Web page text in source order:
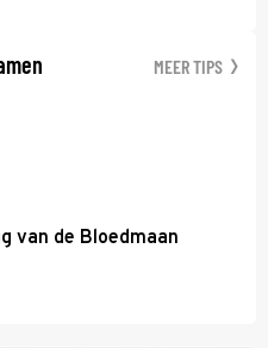
MEER TIPS
van de Bloedmaan